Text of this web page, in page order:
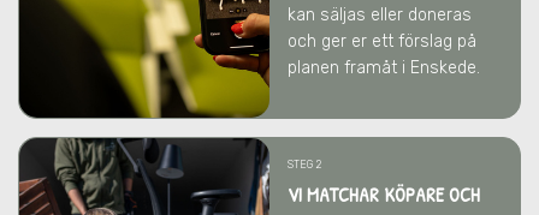
kan säljas eller doneras
och ger er ett förslag på
planen framåt i Enskede.
STEG 2
VI MATCHAR KÖPARE OCH